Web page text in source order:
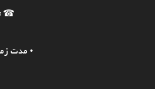
☎
• مدت زمان